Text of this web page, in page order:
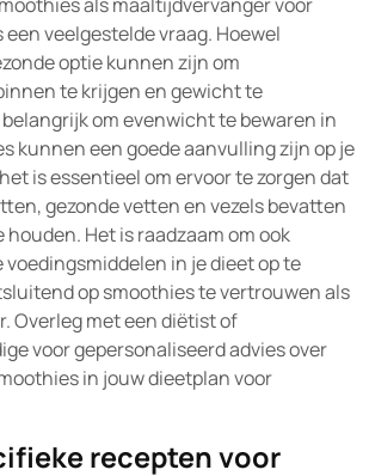
veelgestelde vraag. Hoewel
optie kunnen zijn om
te krijgen en gewicht te
om evenwicht te bewaren in
kunnen een goede aanvulling zijn op je
is essentieel om ervoor te zorgen dat
gezonde vetten en vezels bevatten
houden. Het is raadzaam om ook
voedingsmiddelen in je dieet op te
op smoothies te vertrouwen als
Overleg met een diëtist of
voor gepersonaliseerd advies over
in jouw dieetplan voor
recepten voor